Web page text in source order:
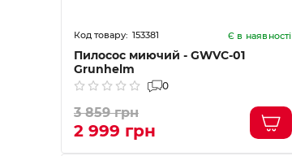
153381 Є в наявності
Пилосос миючий - GWVC-01
Grunhelm
0
3 859 грн
2 999 грн